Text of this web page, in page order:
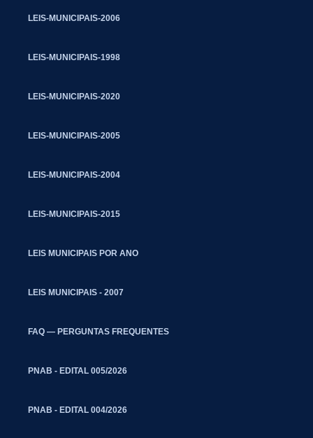
LEIS-MUNICIPAIS-2006
LEIS-MUNICIPAIS-1998
LEIS-MUNICIPAIS-2020
LEIS-MUNICIPAIS-2005
LEIS-MUNICIPAIS-2004
LEIS-MUNICIPAIS-2015
LEIS MUNICIPAIS POR ANO
LEIS MUNICIPAIS - 2007
FAQ — PERGUNTAS FREQUENTES
PNAB - EDITAL 005/2026
PNAB - EDITAL 004/2026